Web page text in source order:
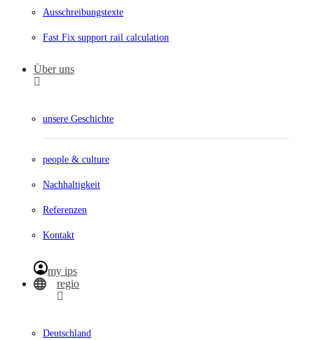
Ausschreibungstexte
Fast Fix support rail calculation
Über uns
unsere Geschichte
people & culture
Nachhaltigkeit
Referenzen
Kontakt
my ips
regio
Deutschland